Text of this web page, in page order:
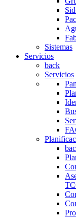
Sistemas
Servicios
back
Servicios